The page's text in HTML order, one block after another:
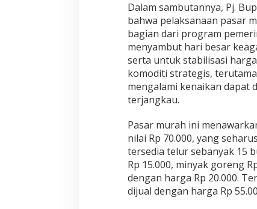
Dalam sambutannya, Pj.
bahwa pelaksanaan pasar
bagian dari program
menyambut hari besar
serta untuk stabilisasi
komoditi strategis,
mengalami kenaikan dapat
terjangkau.
Pasar murah ini
nilai Rp 70.000, yang
tersedia telur sebanyak 15
Rp 15.000, minyak goreng
dengan harga Rp 20.000.
dijual dengan harga Rp